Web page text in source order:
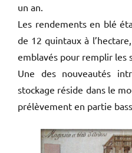
un an.
Les rendements en blé
de 12 quintaux à
emblavés pour remplir les
Une des nouveautés
stockage réside dans le
prélèvement en partie